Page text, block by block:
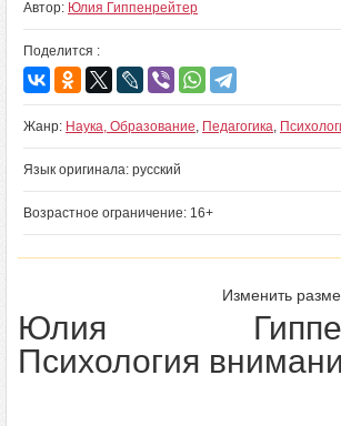
Автор: Юлия Гиппенрейтер
Поделится :
Жанр: Наука, Образование, Педагогика,
Язык оригинала: русский
Возрастное ограничение: 16+
Изменить
Юлия
Психология